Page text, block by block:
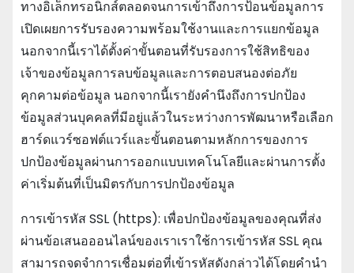
ทางอิเล็กทรอนิกส์ตลอดจนการเข้าถึงการป้อนข้อมูลการ
เปิดเผยการรับรองความพร้อมใช้งานและการแยกข้อมูล
นอกจากนี้เราได้ตั้งค่าขั้นตอนที่รับรองการใช้สิทธิของ
เจ้าของข้อมูลการลบข้อมูลและการตอบสนองต่อภัย
คุกคามต่อข้อมูล นอกจากนี้เรายังคํานึงถึงการปกป้อง
ข้อมูลส่วนบุคคลที่มีอยู่แล้วในระหว่างการพัฒนาหรือเลือก
ฮาร์ดแวร์ซอฟต์แวร์และขั้นตอนตามหลักการของการ
ปกป้องข้อมูลผ่านการออกแบบเทคโนโลยีและผ่านการตั้ง
ค่าเริ่มต้นที่เป็นมิตรกับการปกป้องข้อมูล
การเข้ารหัส SSL (https): เพื่อปกป้องข้อมูลของคุณที่ส่ง
ผ่านข้อเสนอออนไลน์ของเราเราใช้การเข้ารหัส SSL คุณ
สามารถจดจําการเชื่อมต่อที่เข้ารหัสดังกล่าวได้โดยคํานํา